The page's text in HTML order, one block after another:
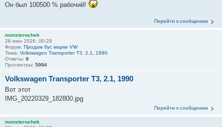
Он был 100500 % рабочий!
Перейти к сообщению
monsterochek
28 июн 2026, 00:29
Форум: Продам бус марки VW
Тема: Volkswagen Transporter T3, 2.1, 1990
Ответы: 9
Просмотры: 5994
Volkswagen Transporter T3, 2.1, 1990
Вот этот
IMG_20220329_182800.jpg
Перейти к сообщению
monsterochek